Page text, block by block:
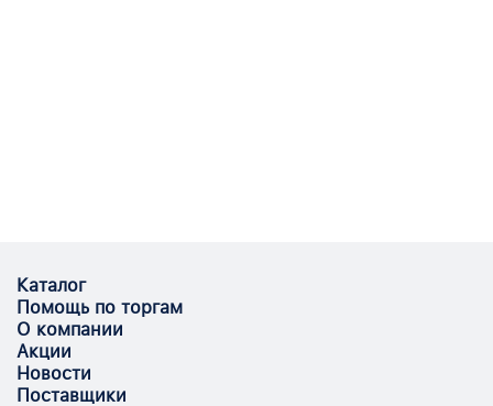
Каталог
Помощь по торгам
О компании
Акции
Новости
Поставщики